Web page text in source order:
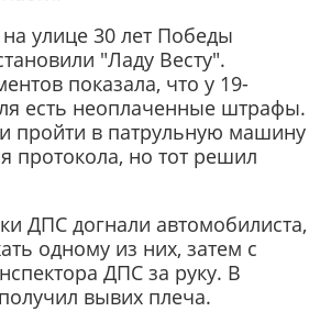
улице 30 лет Победы
"Ладу Весту".
показала, что у 19-
есть неоплаченные штрафы.
пройти в патрульную машину
протокола, но тот решил
ДПС догнали автомобилиста,
одному из них, затем с
ДПС за руку. В
вывих плеча.